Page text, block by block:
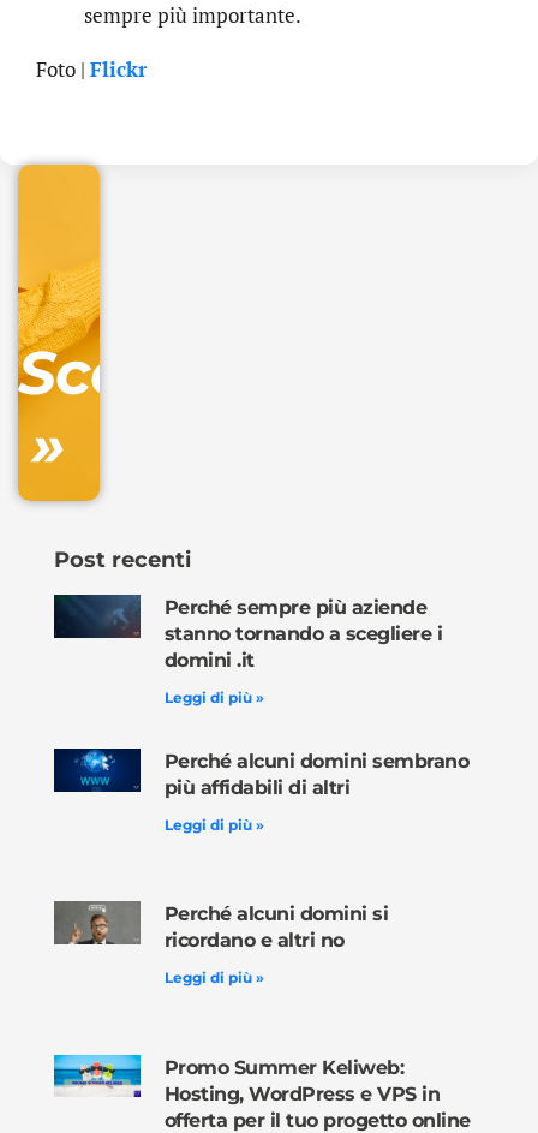
sempre più importante.
Foto | Flickr
Scopri
»
.online
Post recenti
Perché sempre più aziende
stanno tornando a scegliere i
domini .it
Leggi di più »
Perché alcuni domini sembrano
più affidabili di altri
Leggi di più »
Perché alcuni domini si
ricordano e altri no
Leggi di più »
Promo Summer Keliweb:
Hosting, WordPress e VPS in
offerta per il tuo progetto online